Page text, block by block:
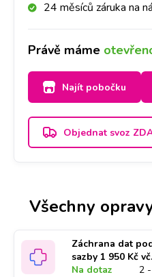
Primárně provedeme
deoxidace plně povedla,
za jakou cenu. O všem
Jelikož se jedná o
2-3 dny.
24 měsíců záruka na
Právě máme
Najít pobočku
Objednat svoz
Všechny
Záchrana dat
sazby 1 950 Kč
Na dotaz
2